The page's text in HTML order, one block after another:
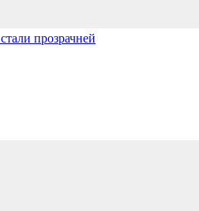
прозрачней